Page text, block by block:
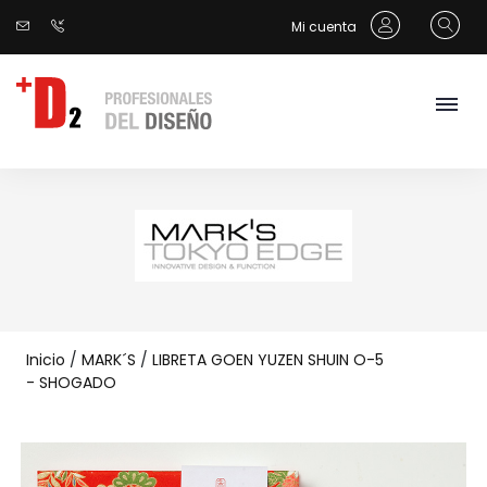
Mi cuenta
Inicio / MARK´S / LIBRETA GOEN YUZEN SHUIN O-5
- SHOGADO